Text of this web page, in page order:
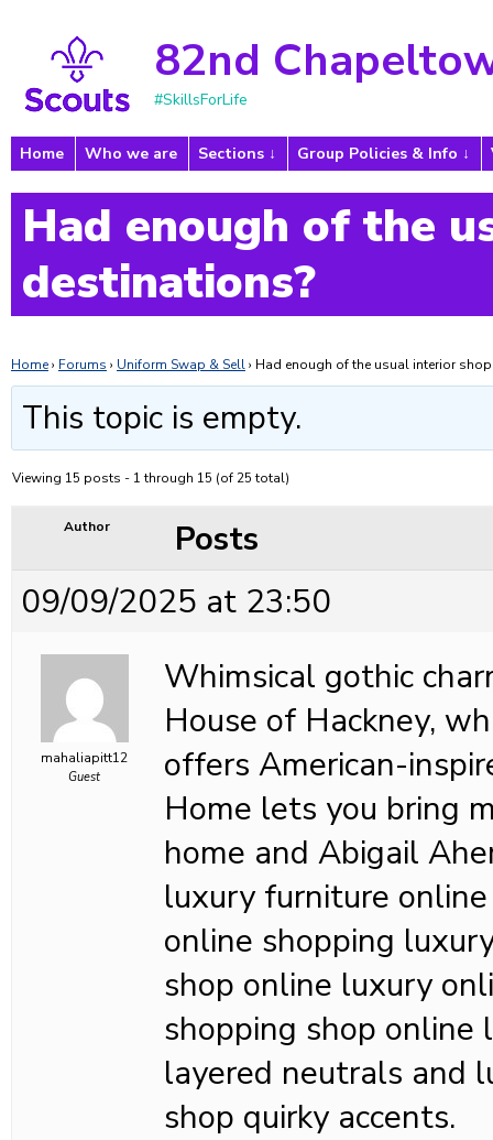
82nd
#SkillsForLife
Home Who we are Sections Group Policies & Info
Had enough of the
destinations?
Home› Forums › Uniform Swap & Sell› Had enough of the usual interior
This topic is empty.
Viewing 15 posts - 1 through 15 (of 25 total)
Author
Posts
09/09/2025 at 23:50
mahaliapitt12
Guest
Whimsical gothic
House of Hackney,
offers American-
Home lets you bring
home and Abigail
luxury furniture
online shopping
shop online luxury
shopping shop online
layered neutrals and
shop quirky accents.